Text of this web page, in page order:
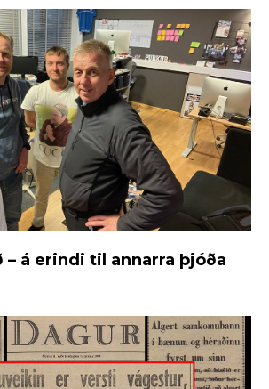
– á erindi til annarra þjóða